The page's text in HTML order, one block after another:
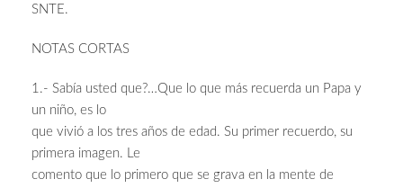
SNTE.
NOTAS CORTAS
1.- Sabía usted que?…Que lo que más recuerda un Papa y
un niño, es lo
que vivió a los tres años de edad. Su primer recuerdo, su
primera imagen. Le
comento que lo primero que se grava en la mente de